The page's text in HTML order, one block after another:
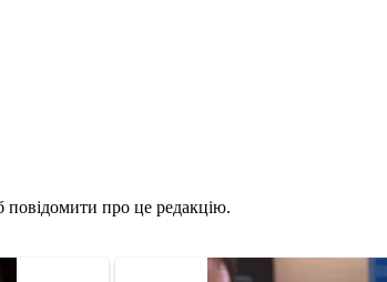
повідомити про це редакцію.